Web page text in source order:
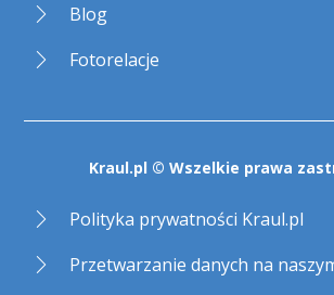
Blog
Fotorelacje
Kraul.pl © Wszelkie prawa
Polityka prywatności Kraul.pl
Przetwarzanie danych na